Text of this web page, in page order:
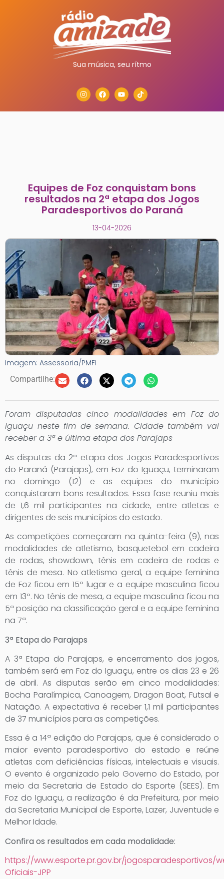
Sua música, seu rítmo
Equipes de Foz conquistam bons
resultados na 2ª etapa dos Jogos
Paradesportivos do Paraná
13-04-2026
Imagem: Assessoria/PMFI
Compartilhe:
Foram disputadas cinco modalidades em Foz do
Iguaçu neste fim de semana. Cidade também vai
receber a 3ª e última etapa dos Parajaps
As disputas da 2ª etapa dos Jogos Paradesportivos
do Paraná (Parajaps), em Foz do Iguaçu, terminaram
no domingo (12) e as equipes do município
conquistaram bons resultados. Essa fase reuniu mais
de 1,6 mil participantes na cidade, entre atletas e
dirigentes de seis municípios do estado.
As competições começaram na quinta-feira (9), nas
modalidades de atletismo, basquetebol em cadeira
de rodas, showdown, tênis em cadeira de rodas e
tênis de mesa. No atletismo geral, a equipe feminina
de Foz ficou em 15º lugar e a equipe masculina ficou
em 13º. No tênis de mesa, a equipe masculina ficou na
5ª posição na classificação geral e a equipe feminina
na 7ª.
3ª Etapa do Parajaps
A 3ª Etapa do Parajaps, e encerramento dos jogos,
também será em Foz do Iguaçu, entre os dias 23 e 26
de abril. As disputas serão em cinco modalidades:
Bocha Paralímpica, Canoagem, Dragon Boat, Futsal e
Natação. A expectativa é receber 1,1 mil participantes
de 37 municípios para as competições.
Essa é a 14ª edição do Parajaps, que é considerado o
maior evento paradesportivo do estado e reúne
atletas com deficiências físicas, intelectuais e visuais.
O evento é organizado pelo Governo do Estado, por
meio da Secretaria de Estado do Esporte (SEES). Em
Foz do Iguaçu, a realização é da Prefeitura, por meio
da Secretaria Municipal de Esporte, Lazer, Juventude e
Melhor Idade.
Confira os resultados em cada modalidade:
https://www.esporte.pr.gov.br/jogosparadesportivos/
Oficiais-JPP